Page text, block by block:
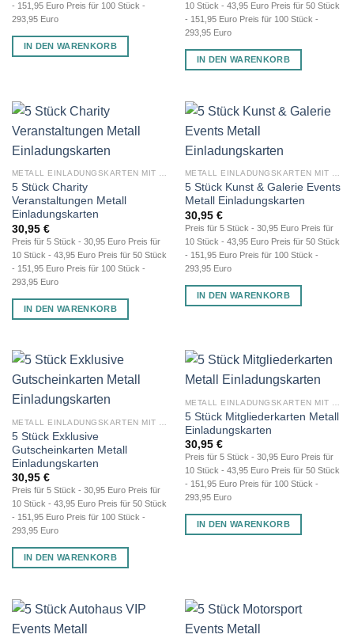
- 151,95 Euro Preis für 100 Stück -
293,95 Euro
IN DEN WARENKORB
10 Stück - 43,95 Euro Preis für 50 Stück
- 151,95 Euro Preis für 100 Stück -
293,95 Euro
IN DEN WARENKORB
METALL EINLADUNGSKARTEN MIT GRAVUR
5 Stück Charity
Veranstaltungen Metall
Einladungskarten
30,95 €
Preis für 5 Stück - 30,95 Euro Preis für
10 Stück - 43,95 Euro Preis für 50 Stück
- 151,95 Euro Preis für 100 Stück -
293,95 Euro
IN DEN WARENKORB
METALL EINLADUNGSKARTEN MIT GRAVUR
5 Stück Kunst & Galerie Events
Metall Einladungskarten
30,95 €
Preis für 5 Stück - 30,95 Euro Preis für
10 Stück - 43,95 Euro Preis für 50 Stück
- 151,95 Euro Preis für 100 Stück -
293,95 Euro
IN DEN WARENKORB
5 Stück Exklusive
Gutscheinkarten Metall
Einladungskarten
30,95 €
Preis für 5 Stück - 30,95 Euro Preis für
10 Stück - 43,95 Euro Preis für 50 Stück
- 151,95 Euro Preis für 100 Stück -
293,95 Euro
IN DEN WARENKORB
5 Stück Mitgliederkarten Metall
Einladungskarten
30,95 €
Preis für 5 Stück - 30,95 Euro Preis für
10 Stück - 43,95 Euro Preis für 50 Stück
- 151,95 Euro Preis für 100 Stück -
293,95 Euro
IN DEN WARENKORB